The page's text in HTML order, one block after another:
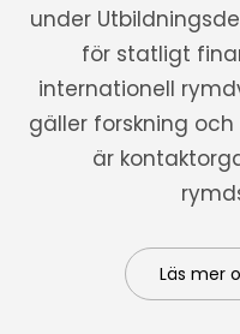
under
för statligt
internationell
gäller forskning
är
Läs mer